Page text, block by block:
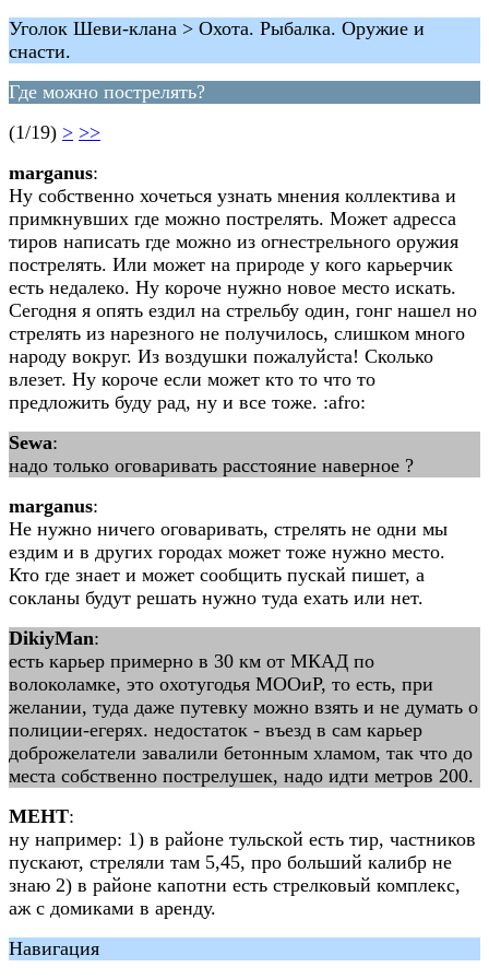
Уголок Шеви-клана > Охота. Рыбалка. Оружие и
снасти.
Где можно пострелять?
(1/19) > >>
marganus:
Ну собственно хочеться узнать мнения коллектива и
примкнувших где можно пострелять. Может адресса
тиров написать где можно из огнестрельного оружия
пострелять. Или может на природе у кого карьерчик
есть недалеко. Ну короче нужно новое место искать.
Сегодня я опять ездил на стрельбу один, гонг нашел но
стрелять из нарезного не получилось, слишком много
народу вокруг. Из воздушки пожалуйста! Сколько
влезет. Ну короче если может кто то что то
предложить буду рад, ну и все тоже. :afro:
Sewa:
надо только оговаривать расстояние наверное ?
marganus:
Не нужно ничего оговаривать, стрелять не одни мы
ездим и в других городах может тоже нужно место.
Кто где знает и может сообщить пускай пишет, а
сокланы будут решать нужно туда ехать или нет.
DikiyMan:
есть карьер примерно в 30 км от МКАД по
волоколамке, это охотугодья МООиР, то есть, при
желании, туда даже путевку можно взять и не думать о
полиции-егерях. недостаток - въезд в сам карьер
доброжелатели завалили бетонным хламом, так что до
места собственно пострелушек, надо идти метров 200.
МЕНТ:
ну например: 1) в районе тульской есть тир, частников
пускают, стреляли там 5,45, про больший калибр не
знаю 2) в районе капотни есть стрелковый комплекс,
аж с домиками в аренду.
Навигация